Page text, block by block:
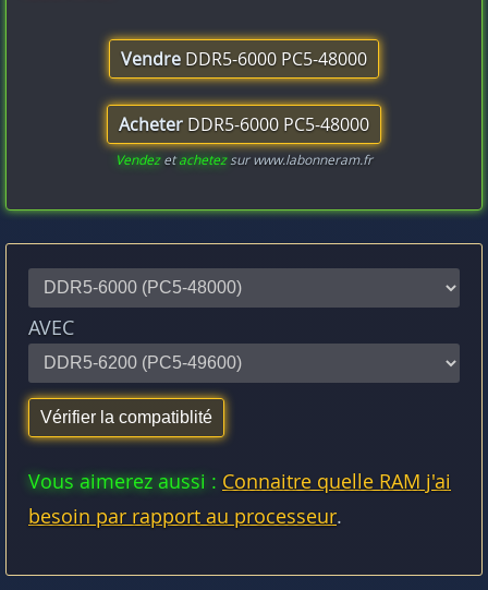
Vendre DDR5-6000 PC5-48000
Acheter DDR5-6000 PC5-48000
Vendezetachetezsur www.labonneram.fr
AVEC
Vous aimerez aussi : Connaitre quelle RAM j'ai
besoin par rapport au processeur.